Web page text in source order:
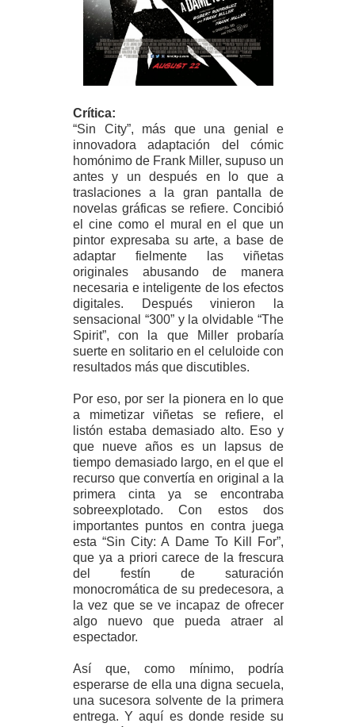
Crítica:
“Sin City”, más que una genial e
innovadora adaptación del cómic
homónimo de Frank Miller, supuso un
antes y un después en lo que a
traslaciones a la gran pantalla de
novelas gráficas se refiere. Concibió
el cine como el mural en el que un
pintor expresaba su arte, a base de
adaptar fielmente las viñetas
originales abusando de manera
necesaria e inteligente de los efectos
digitales. Después vinieron la
sensacional “300” y la olvidable “The
Spirit”, con la que Miller probaría
suerte en solitario en el celuloide con
resultados más que discutibles.
Por eso, por ser la pionera en lo que
a mimetizar viñetas se refiere, el
listón estaba demasiado alto. Eso y
que nueve años es un lapsus de
tiempo demasiado largo, en el que el
recurso que convertía en original a la
primera cinta ya se encontraba
sobreexplotado. Con estos dos
importantes puntos en contra juega
esta “Sin City: A Dame To Kill For”,
que ya a priori carece de la frescura
del festín de saturación
monocromática de su predecesora, a
la vez que se ve incapaz de ofrecer
algo nuevo que pueda atraer al
espectador.
Así que, como mínimo, podría
esperarse de ella una digna secuela,
una sucesora solvente de la primera
entrega. Y aquí es donde reside su